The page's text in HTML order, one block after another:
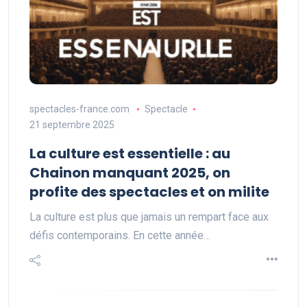
spectacles-france.com
Spectacle
21 septembre 2025
La culture est essentielle : au
Chainon manquant 2025, on
profite des spectacles et on milite
La culture est plus que jamais un rempart face aux
défis contemporains. En cette année…